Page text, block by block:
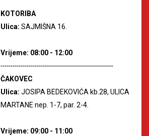
KOTORIBA
Ulica: SAJMIŠNA 16.
Vrijeme: 08:00 - 12:00
--------------------------------------------------------
ČAKOVEC
Ulica: JOSIPA BEDEKOVIĆA kb.28, ULICA
MARTANE nep. 1-7, par. 2-4.
Vrijeme: 09:00 - 11:00